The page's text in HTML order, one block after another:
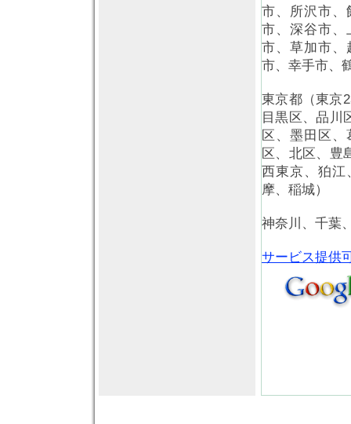
市、所沢市、
市、深谷市、
市、草加市、
市、幸手市、
東京都（東京
目黒区、品川
区、墨田区
区、北区、豊
西東京、狛江
摩、稲城）
神奈川、千葉
サービス提供